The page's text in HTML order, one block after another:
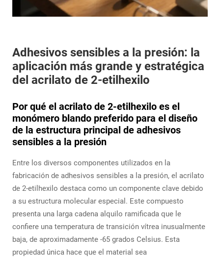
Adhesivos sensibles a la presión: la
aplicación más grande y estratégica
del acrilato de 2-etilhexilo
Por qué el acrilato de 2-etilhexilo es el
monómero blando preferido para el diseño
de la estructura principal de adhesivos
sensibles a la presión
Entre los diversos componentes utilizados en la
fabricación de adhesivos sensibles a la presión, el acrilato
de 2-etilhexilo destaca como un componente clave debido
a su estructura molecular especial. Este compuesto
presenta una larga cadena alquilo ramificada que le
confiere una temperatura de transición vítrea inusualmente
baja, de aproximadamente -65 grados Celsius. Esta
propiedad única hace que el material sea